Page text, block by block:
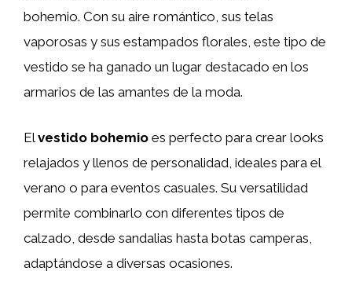
bohemio. Con su aire romántico, sus telas
vaporosas y sus estampados florales, este tipo de
vestido se ha ganado un lugar destacado en los
armarios de las amantes de la moda.
Elvestido bohemio es perfecto para crear looks
relajados y llenos de personalidad, ideales para el
verano o para eventos casuales. Su versatilidad
permite combinarlo con diferentes tipos de
calzado, desde sandalias hasta botas camperas,
adaptándose a diversas ocasiones.